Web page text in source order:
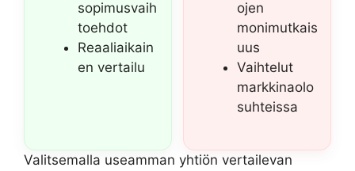
sopimusvaih
toehdot
Reaaliaikain
en vertailu
ojen
monimutkais
uus
Vaihtelut
markkinaolo
suhteissa
Valitsemalla useamman yhtiön vertailevan